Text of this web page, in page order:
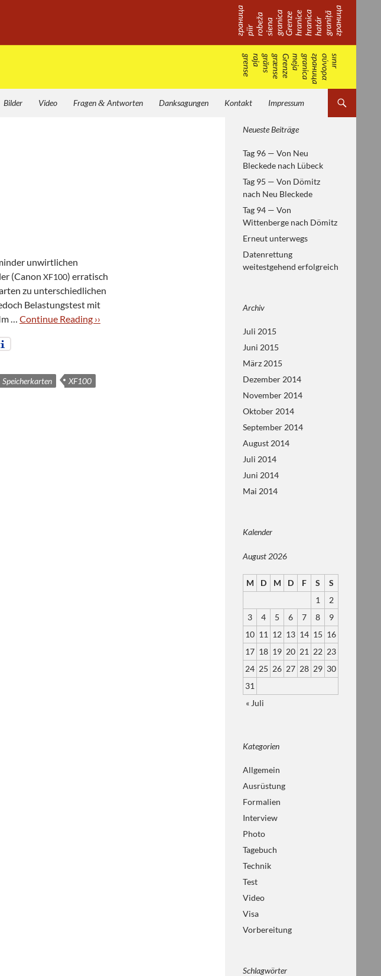
Bilder Video Fragen&Antworten Danksagungen Kontakt Impressum
unwirt­li­chen
(Canon XF100) erra­tisch
zu unter­schied­li­chen
Belas­tungs­test mit
… Con­ti­nue Rea­ding ››
Speicherkarten XF100
Von Helsinki zum
europäische Geschichte
erfahren
Neueste Beiträge
Tag 96 — Von Neu
Bleckede nach Lübeck
Tag 95 — Von Dömitz
nach Neu Bleckede
Tag 94 — Von
Wittenberge nach Dömitz
Erneut unterwegs
Datenrettung
weitestgehend erfolgreich
Archiv
Juli 2015
Juni 2015
März 2015
Dezember 2014
November 2014
Oktober 2014
September 2014
August 2014
Juli 2014
Juni 2014
Mai 2014
Kalender
August 2026
M D M D F S
S
1
2
3
4 5 6 7 8
9
10 11 12 13 14 15 16
17 18 19 20 21 22 23
24 25 26 27 28 29 30
31
« Juli
Kategorien
Allgemein
Ausrüstung
Formalien
Interview
Photo
Tagebuch
Technik
Test
Video
Visa
Vorbereitung
Schlagwörter